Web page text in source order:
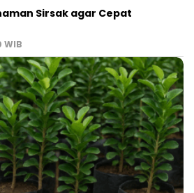
Sirsak agar Cepat
WIB